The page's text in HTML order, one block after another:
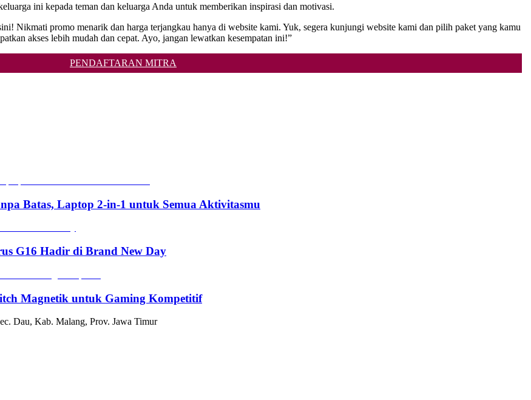
ini kepada teman dan keluarga Anda untuk memberikan inspirasi dan motivasi.
Nikmati promo menarik dan harga terjangkau hanya di website kami. Yuk, segera kunjungi website kami dan pilih paket yang kamu
akses lebih mudah dan cepat. Ayo, jangan lewatkan kesempatan ini!”
PENDAFTARAN MITRA
Batas, Laptop 2-in-1 untuk Semua Aktivitasmu
G16 Hadir di Brand New Day
Magnetik untuk Gaming Kompetitif
Dau, Kab. Malang, Prov. Jawa Timur